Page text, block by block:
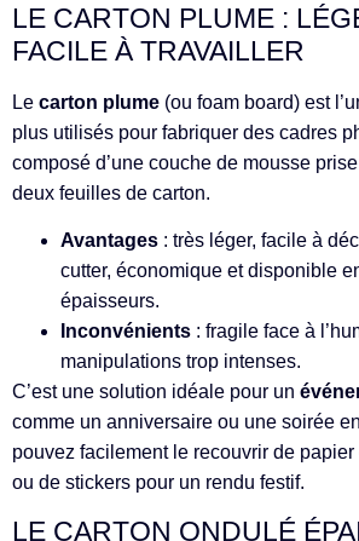
LE CARTON PLUME :
FACILE À TRAVAILLER
Le carton plume (ou foam board) est
plus utilisés pour fabriquer des cadres
composé d’une couche de mousse
deux feuilles de carton.
Avantages : très léger, facile à
cutter, économique et disponible
épaisseurs.
Inconvénients : fragile face à
manipulations trop intenses.
C’est une solution idéale pour un
comme un anniversaire ou une soirée
pouvez facilement le recouvrir de
ou de stickers pour un rendu festif.
LE CARTON ONDULÉ